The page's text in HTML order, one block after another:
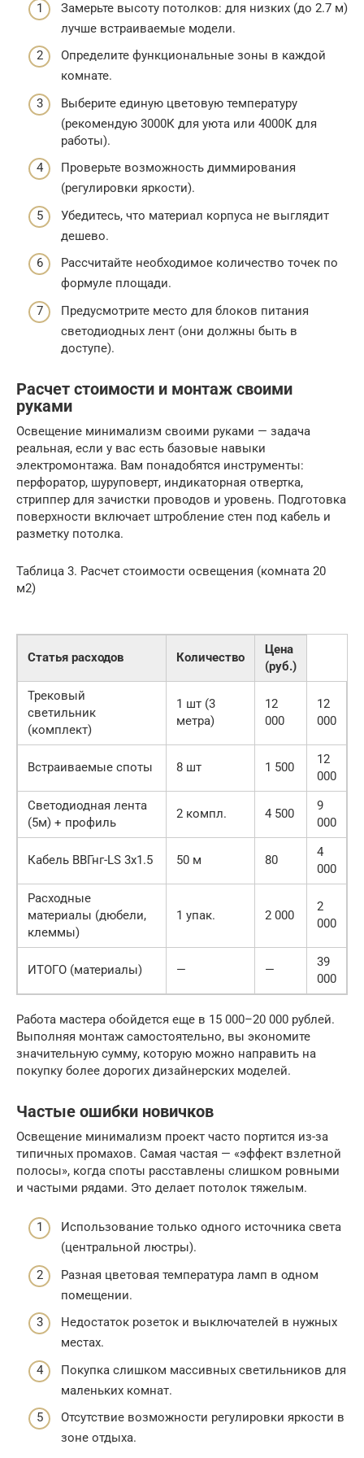
Замерьте высоту потолков: для низких (до 2.7 м)
лучше встраиваемые модели.
Определите функциональные зоны в каждой
комнате.
Выберите единую цветовую температуру
(рекомендую 3000К для уюта или 4000К для
работы).
Проверьте возможность диммирования
(регулировки яркости).
Убедитесь, что материал корпуса не выглядит
дешево.
Рассчитайте необходимое количество точек по
формуле площади.
Предусмотрите место для блоков питания
светодиодных лент (они должны быть в
доступе).
Расчет стоимости и монтаж своими
руками
Освещение минимализм своими руками — задача
реальная, если у вас есть базовые навыки
электромонтажа. Вам понадобятся инструменты:
перфоратор, шуруповерт, индикаторная отвертка,
стриппер для зачистки проводов и уровень. Подготовка
поверхности включает штробление стен под кабель и
разметку потолка.
Таблица 3. Расчет стоимости освещения (комната 20
м2)
Статья расходов Количество
Цена
(руб.)
Трековый
светильник
(комплект)
1 шт (3
метра)
12
000
12
000
Встраиваемые споты 8 шт 1 500
12
000
Светодиодная лента
(5м) + профиль
2 компл. 4 500
9
000
Кабель ВВГнг-LS 3х1.5 50 м 80
4
000
Расходные
материалы (дюбели,
клеммы)
1 упак. 2 000
2
000
ИТОГО (материалы) — —
39
000
Работа мастера обойдется еще в 15 000–20 000 рублей.
Выполняя монтаж самостоятельно, вы экономите
значительную сумму, которую можно направить на
покупку более дорогих дизайнерских моделей.
Частые ошибки новичков
Освещение минимализм проект часто портится из-за
типичных промахов. Самая частая — «эффект взлетной
полосы», когда споты расставлены слишком ровными
и частыми рядами. Это делает потолок тяжелым.
Использование только одного источника света
(центральной люстры).
Разная цветовая температура ламп в одном
помещении.
Недостаток розеток и выключателей в нужных
местах.
Покупка слишком массивных светильников для
маленьких комнат.
Отсутствие возможности регулировки яркости в
зоне отдыха.